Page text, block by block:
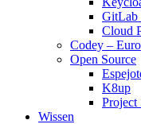
GitLab
Cloud
Codey –
Open Source
K8up
Project
Wissen